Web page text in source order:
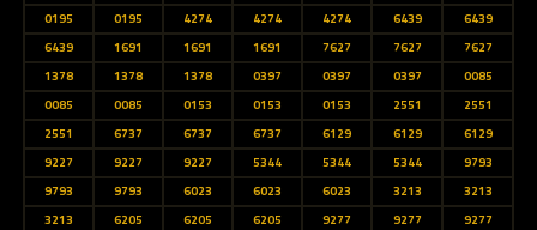
0195
0195 4274 4274 4274 6439
6439
6439
1691 1691 1691 7627 7627
7627
1378
1378 1378 0397 0397 0397
0085
0085
0085 0153 0153 0153 2551
2551
2551
6737 6737 6737 6129 6129
6129
9227
9227 9227 5344 5344 5344
9793
9793
9793 6023 6023 6023 3213
3213
3213
6205 6205 6205 9277 9277
9277